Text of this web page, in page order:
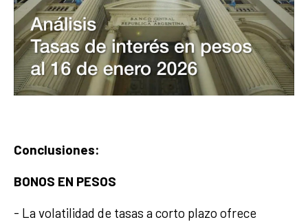
Conclusiones:
BONOS EN PESOS
- La volatilidad de tasas a corto plazo ofrece